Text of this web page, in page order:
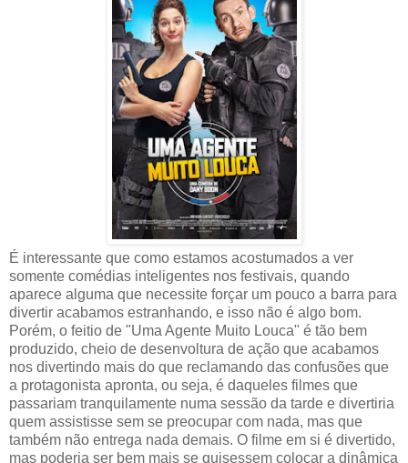
É interessante que como estamos acostumados a ver
somente comédias inteligentes nos festivais, quando
aparece alguma que necessite forçar um pouco a barra para
divertir acabamos estranhando, e isso não é algo bom.
Porém, o feitio de "Uma Agente Muito Louca" é tão bem
produzido, cheio de desenvoltura de ação que acabamos
nos divertindo mais do que reclamando das confusões que
a protagonista apronta, ou seja, é daqueles filmes que
passariam tranquilamente numa sessão da tarde e divertiria
quem assistisse sem se preocupar com nada, mas que
também não entrega nada demais. O filme em si é divertido,
mas poderia ser bem mais se quisessem colocar a dinâmica